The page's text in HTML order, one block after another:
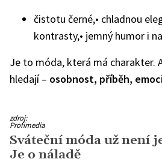
čistotu černé,• chladnou
kontrasty,• jemný humor i
Je to móda, která má charakter.
hledají – osobnost, příběh,
zdroj:
Profimedia
Sváteční móda už není
Je o náladě